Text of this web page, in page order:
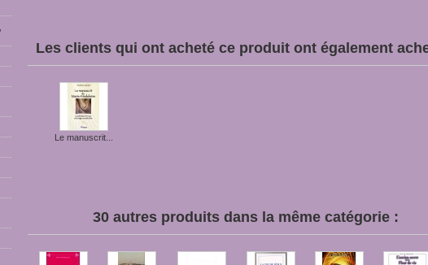
Les clients qui ont acheté ce produit ont également
Le manuscrit...
30 autres produits dans la même catégorie :